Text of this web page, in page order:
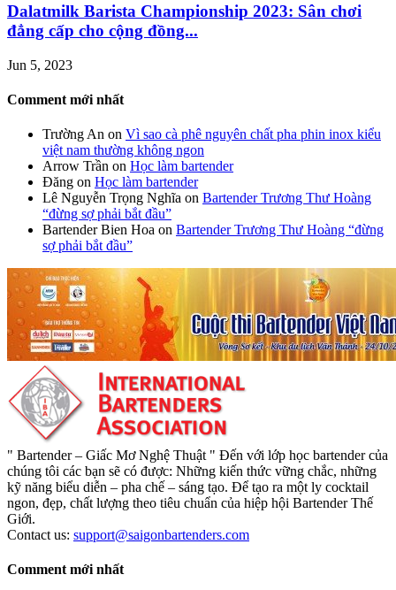
Dalatmilk Barista Championship 2023: Sân chơi
đẳng cấp cho cộng đồng...
Jun 5, 2023
Comment mới nhất
Trường An on Vì sao cà phê nguyên chất pha phin inox kiểu
việt nam thường không ngon
Arrow Trần on Học làm bartender
Đăng on Học làm bartender
Lê Nguyễn Trọng Nghĩa on Bartender Trương Thư Hoàng
“đừng sợ phải bắt đầu”
Bartender Bien Hoa on Bartender Trương Thư Hoàng “đừng
sợ phải bắt đầu”
" Bartender – Giấc Mơ Nghệ Thuật " Đến với lớp học bartender của
chúng tôi các bạn sẽ có được: Những kiến thức vững chắc, những
kỹ năng biểu diễn – pha chế – sáng tạo. Để tạo ra một ly cocktail
ngon, đẹp, chất lượng theo tiêu chuẩn của hiệp hội Bartender Thế
Giới.
Contact us: support@saigonbartenders.com
Comment mới nhất